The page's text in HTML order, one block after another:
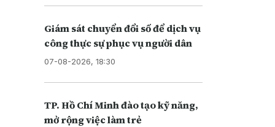
Giám sát chuyển đổi số để dịch vụ
công thực sự phục vụ người dân
07-08-2026, 18:30
TP. Hồ Chí Minh đào tạo kỹ năng,
mở rộng việc làm trẻ